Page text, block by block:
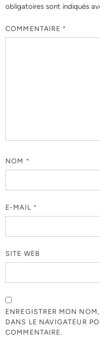
obligatoires sont indiqués
COMMENTAIRE *
NOM *
E-MAIL *
SITE WEB
ENREGISTRER MON
DANS LE NAVIGATEUR
COMMENTAIRE.